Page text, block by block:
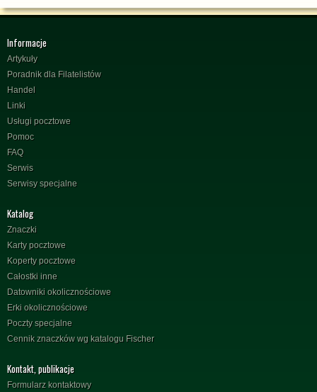
Informacje
Artykuły
Poradnik dla Filatelistów
Handel
Linki
Usługi pocztowe
Pomoc
FAQ
Serwis
Serwisy specjalne
Katalog
Znaczki
Karty pocztowe
Koperty pocztowe
Całostki inne
Datowniki okolicznościowe
Erki okolicznościowe
Poczty specjalne
Cennik znaczków wg katalogu Fischer
Kontakt, publikacje
Formularz kontaktowy